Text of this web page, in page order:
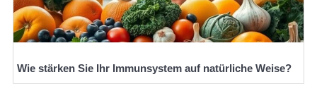
Wie stärken Sie Ihr Immunsystem auf natürliche Weise?